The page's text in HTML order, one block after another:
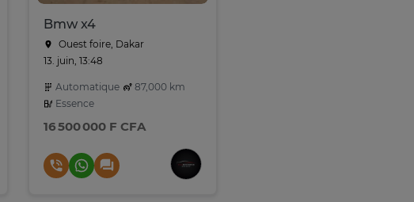
Bmw x4
Ouest foire, Dakar
13. juin, 13:48
Automatique
87,000 km
Essence
16 500 000 F CFA